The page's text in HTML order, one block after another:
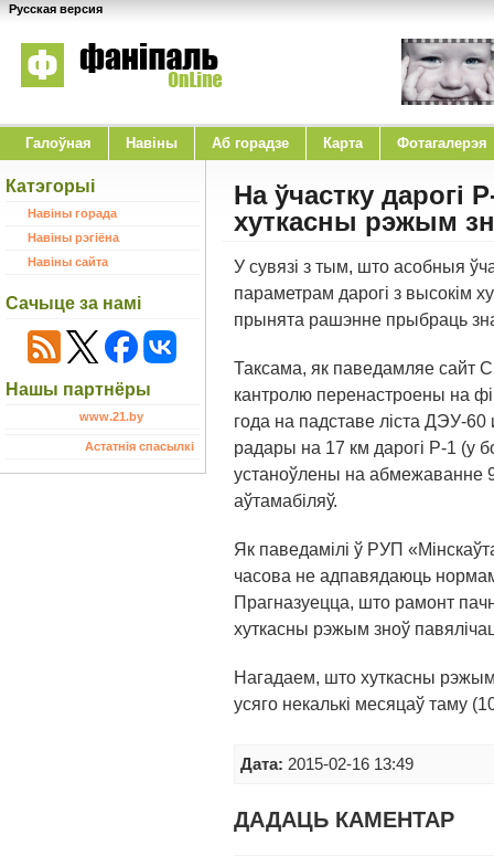
Русская версия
Галоўная Навіны Аб горадзе Карта Фотагалерэя
Катэгорыі
Навіны горада
Навіны рэгіёна
Навіны сайта
Сачыце за намі
Нашы партнёры
www.21.by
Астатнія спасылкі
На ўчастку дарогі
хуткасны рэжым
У сувязі з тым, што асобныя
параметрам дарогі з высокім
прынята рашэнне прыбраць
Таксама, як паведамляе сайт
кантролю перенастроены на
года на падставе ліста ДЭУ-
радары на 17 км дарогі Р-1 (у
устаноўлены на абмежаванне
аўтамабіляў.
Як паведамілі ў РУП
часова не адпавядаюць
Прагназуецца, што рамонт
хуткасны рэжым зноў
Нагадаем, што хуткасны
усяго некалькі месяцаў таму
Дата: 2015-02-16 13:49
ДАДАЦЬ КАМЕНТАР